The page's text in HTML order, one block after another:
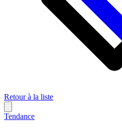
Retour à la liste
Tendance